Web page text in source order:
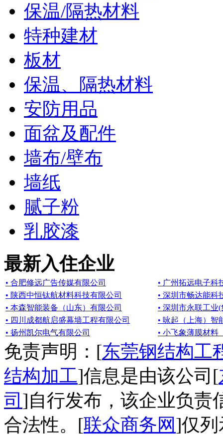
保温/隔热材料
特种建材
板材
保温、隔热材料
安防用品
面盆及配件
墙布/壁布
墙纸
腻子粉
乳胶漆
最新入住企业
• 合肥修远广告传媒有限公司
• 广州拓远电子科
• 陕西中恒钛航材料科技有限公司
• 深圳市畅达能科
• 本森智能装备（山东）有限公司
• 深圳市永联工业
• 四川成都航启盛幕墙工程有限公司
• 咏起（上海）智
• 扬州凯尔电气有限公司
• 小飞象薄膜材料
免责声明：[东莞钢结构工
结构加工]信息是由该公司[
司 ]自行发布，该企业负责
合法性。[联众商务网]仅列